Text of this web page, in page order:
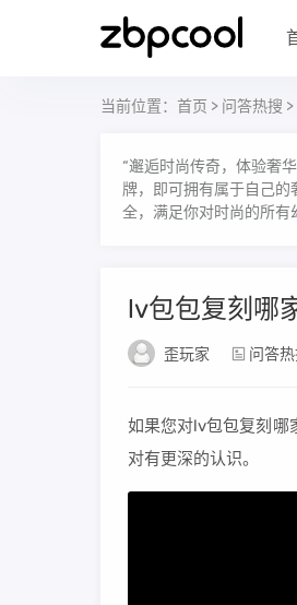
当前位置： 首页 > 问答热搜
“邂逅时尚传奇，体验奢
牌，即可拥有属于自己
全，满足你对时尚的所有
lv包包复刻哪
歪玩家 问答
如果您对lv包包复刻哪
对有更深的认识。